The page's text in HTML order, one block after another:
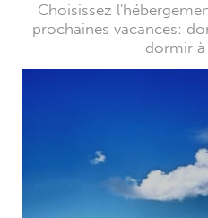
Choisissez
prochaines vacances:
dormir à